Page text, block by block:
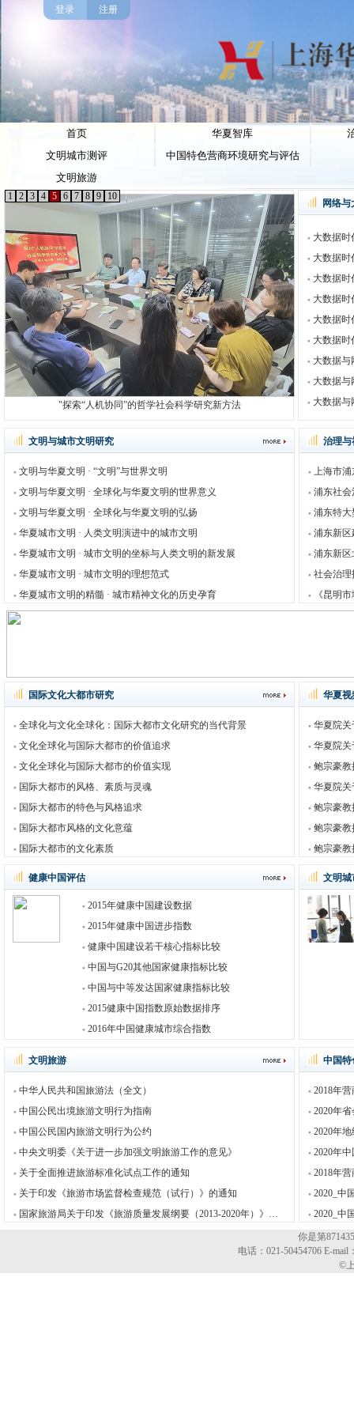
登录 注册
首页 华夏智库
文明城市测评
中国特色营商环境研究与评估
文明旅游
1 2 3 4 5 6 7 8 9 10
"探索“人机协同”的哲学社会科学研究新方法
网络与
大数据时
大数据时
大数据时
大数据时
大数据时
大数据时
大数据与
大数据与
大数据与
文明与城市文明研究
文明与华夏文明 · “文明”与世界文明
文明与华夏文明 · 全球化与华夏文明的世界意义
文明与华夏文明 · 全球化与华夏文明的弘扬
华夏城市文明 · 人类文明演进中的城市文明
华夏城市文明 · 城市文明的坐标与人类文明的新发展
华夏城市文明 · 城市文明的理想范式
华夏城市文明的精髓 · 城市精神文化的历史孕育
治理与
上海市浦
浦东社会
浦东特大
浦东新区
浦东新区
社会治理
《昆明
国际文化大都市研究
全球化与文化全球化：国际大都市文化研究的当代背景
文化全球化与国际大都市的价值追求
文化全球化与国际大都市的价值实现
国际大都市的风格、素质与灵魂
国际大都市的特色与风格追求
国际大都市风格的文化意蕴
国际大都市的文化素质
华夏视
华夏院关
华夏院关
鲍宗豪教
华夏院关
鲍宗豪教
鲍宗豪教
鲍宗豪教
健康中国评估
2015年健康中国建设数据
2015年健康中国进步指数
健康中国建设若干核心指标比较
中国与G20其他国家健康指标比较
中国与中等发达国家健康指标比较
2015健康中国指数原始数据排序
2016年中国健康城市综合指数
文明城
文明旅游
中华人民共和国旅游法（全文）
中国公民出境旅游文明行为指南
中国公民国内旅游文明行为公约
中央文明委《关于进一步加强文明旅游工作的意见》
关于全面推进旅游标准化试点工作的通知
关于印发《旅游市场监督检查规范（试行）》的通知
国家旅游局关于印发《旅游质量发展纲要（2013-2020年）》的通知
中国特
2018年
2020年
2020年
2020年
2018年
2020_中
2020_中
你是第
电话：021-50454706 E-
©